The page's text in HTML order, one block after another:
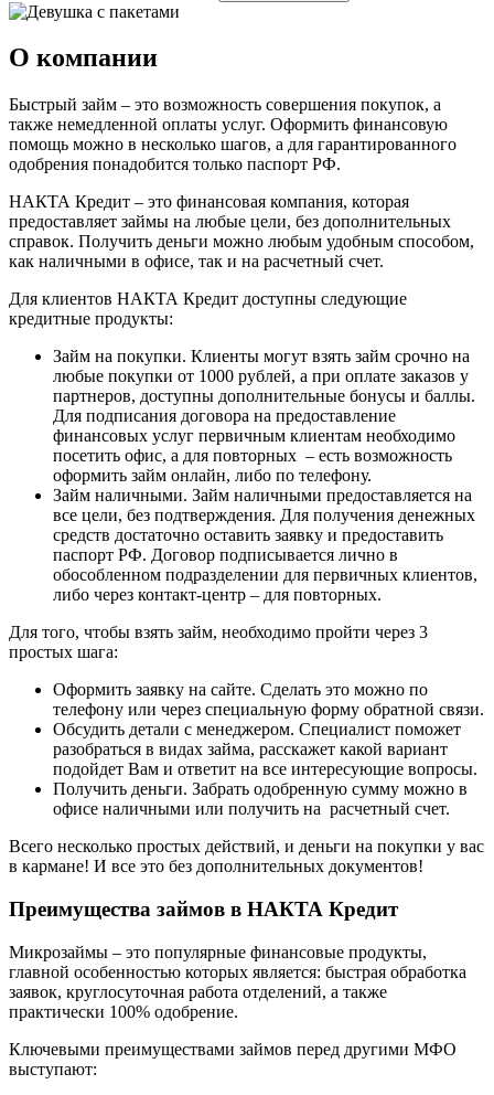
О компании
Быстрый займ – это возможность совершения покупок, а
также немедленной оплаты услуг. Оформить финансовую
помощь можно в несколько шагов, а для гарантированного
одобрения понадобится только паспорт РФ.
НАКТА Кредит – это финансовая компания, которая
предоставляет займы на любые цели, без дополнительных
справок. Получить деньги можно любым удобным способом,
как наличными в офисе, так и на расчетный счет.
Для клиентов НАКТА Кредит доступны следующие
кредитные продукты:
Займ на покупки. Клиенты могут взять займ срочно на
любые покупки от 1000 рублей, а при оплате заказов у
партнеров, доступны дополнительные бонусы и баллы.
Для подписания договора на предоставление
финансовых услуг первичным клиентам необходимо
посетить офис, а для повторных – есть возможность
оформить займ онлайн, либо по телефону.
Займ наличными. Займ наличными предоставляется на
все цели, без подтверждения. Для получения денежных
средств достаточно оставить заявку и предоставить
паспорт РФ. Договор подписывается лично в
обособленном подразделении для первичных клиентов,
либо через контакт-центр – для повторных.
Для того, чтобы взять займ, необходимо пройти через 3
простых шага:
Оформить заявку на сайте. Сделать это можно по
телефону или через специальную форму обратной связи.
Обсудить детали с менеджером. Специалист поможет
разобраться в видах займа, расскажет какой вариант
подойдет Вам и ответит на все интересующие вопросы.
Получить деньги. Забрать одобренную сумму можно в
офисе наличными или получить на расчетный счет.
Всего несколько простых действий, и деньги на покупки у вас
в кармане! И все это без дополнительных документов!
Преимущества займов в НАКТА Кредит
Микрозаймы – это популярные финансовые продукты,
главной особенностью которых является: быстрая обработка
заявок, круглосуточная работа отделений, а также
практически 100% одобрение.
Ключевыми преимуществами займов перед другими МФО
выступают: